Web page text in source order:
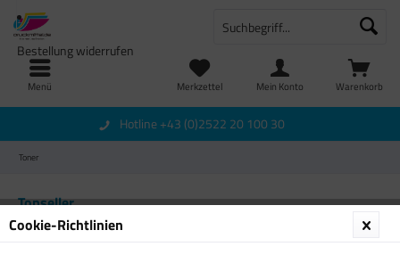
Menü Warenkorb
Merkzettel
Bestellung widerrufen
Mein Konto
Hotline +43 (0)2522 20 100 30
Toner
Topseller
Cookie-Richtlinien